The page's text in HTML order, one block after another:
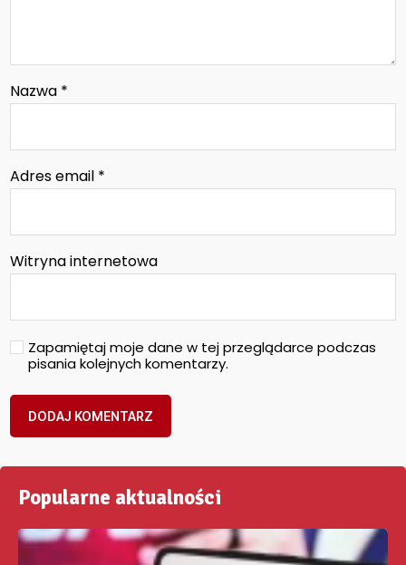
Nazwa *
Adres email *
Witryna internetowa
Zapamiętaj moje dane w tej przeglądarce podczas
pisania kolejnych komentarzy.
Popularne aktualności